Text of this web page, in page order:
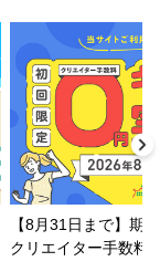
【8月31日まで】期
クリエイター手数料